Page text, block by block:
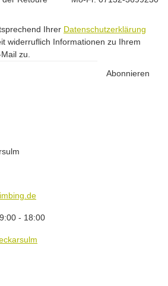
Ihrer Datenschutzerklärung
widerruflich Informationen zu Ihrem
zu.
Abonnieren
- 18:00